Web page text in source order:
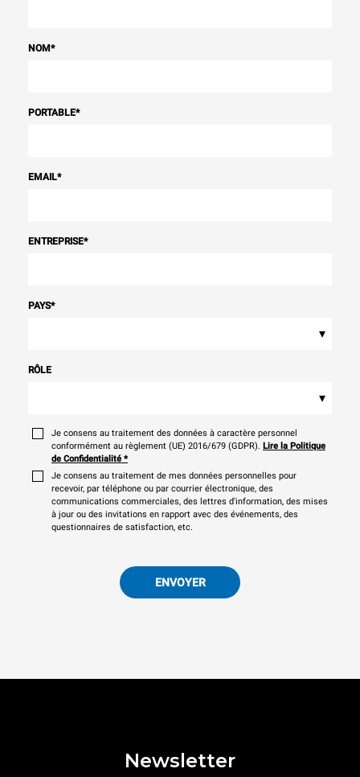
NOM*
PORTABLE*
EMAIL*
ENTREPRISE*
PAYS*
▾
RÔLE
▾
Je consens au traitement des données à caractère personnel
conformément au règlement (UE) 2016/679 (GDPR). Lire la Politique
de Confidentialité *
Je consens au traitement de mes données personnelles pour
recevoir, par téléphone ou par courrier électronique, des
communications commerciales, des lettres d'information, des mises
à jour ou des invitations en rapport avec des événements, des
questionnaires de satisfaction, etc.
ENVOYER
Newsletter